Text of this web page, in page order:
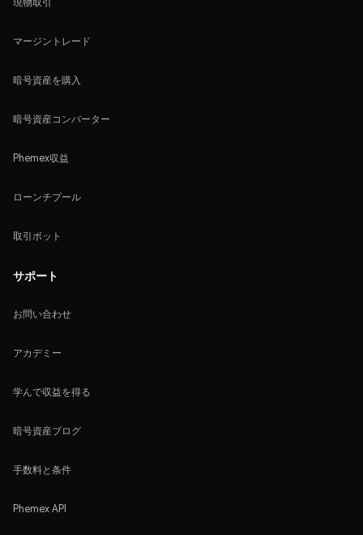
マージントレード
暗号資産を購入
暗号資産コンバーター
Phemex収益
ローンチプール
取引ボット
サポート
お問い合わせ
アカデミー
学んで収益を得る
暗号資産ブログ
手数料と条件
Phemex API